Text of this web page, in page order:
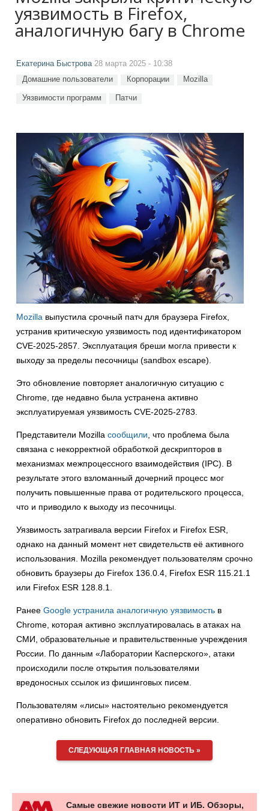
уязвимость в Firefox,
аналогичную багу в Chrome
Екатерина Быстрова28 марта 2025 - 10:38
Домашние пользователи Корпорации Mozilla
Уязвимости программ Патчи
Mozilla выпустила срочный патч для браузера Firefox,
устранив критическую уязвимость под идентификатором
CVE-2025-2857. Эксплуатация бреши могла привести к
выходу за пределы песочницы (sandbox escape).
Это обновление повторяет аналогичную ситуацию с
Chrome, где недавно была устранена активно
эксплуатируемая уязвимость CVE-2025-2783.
Представители Mozilla сообщили, что проблема была
связана с некорректной обработкой дескрипторов в
механизмах межпроцессного взаимодействия (IPC). В
результате этого взломанный дочерний процесс мог
получить повышенные права от родительского процесса,
что и приводило к выходу из песочницы.
Уязвимость затрагивала версии Firefox и Firefox ESR,
однако на данный момент нет свидетельств её активного
использования. Mozilla рекомендует пользователям срочно
обновить браузеры до Firefox 136.0.4, Firefox ESR 115.21.1
или Firefox ESR 128.8.1.
Ранее Google устранила аналогичную уязвимость в
Chrome, которая активно эксплуатировалась в атаках на
СМИ, образовательные и правительственные учреждения
России. По данным «Лаборатории Касперского», атаки
происходили после открытия пользователями
вредоносных ссылок из фишинговых писем.
Пользователям «лисы» настоятельно рекомендуется
оперативно обновить Firefox до последней версии.
СЛЕДУЮЩАЯ ГЛАВНАЯ НОВОСТЬ »
Самые свежие новости ИТ и ИБ. Обзоры,